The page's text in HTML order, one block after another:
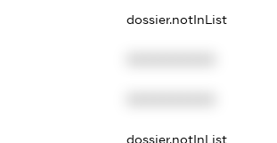
dossier.notInList
dossier.notInList